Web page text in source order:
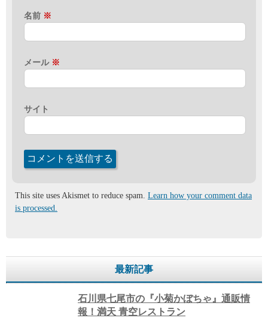
名前 ※
メール ※
サイト
This site uses Akismet to reduce spam. Learn how your comment data
is processed.
最新記事
石川県七尾市の『小菊かぼちゃ』通販情
報！満天 青空レストラン